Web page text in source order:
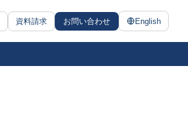
資料請求 お問い合わせ English